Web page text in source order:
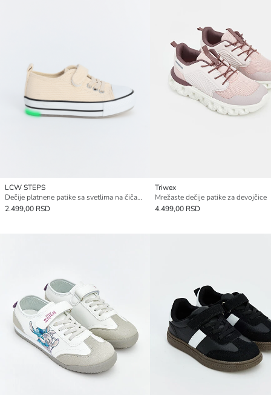
LCW STEPS
Dečije platnene patike sa svetlima na čičak traku
2.499,00 RSD
Triwex
Mrežaste dečije patike za devojčice
4.499,00 RSD